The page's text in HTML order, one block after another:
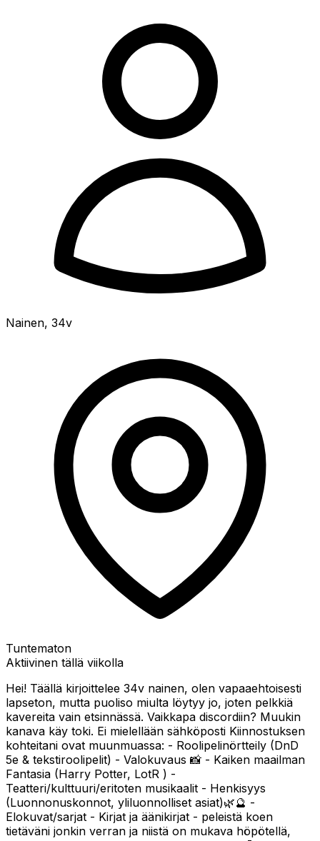
Nainen, 34v
Tuntematon
Aktiivinen tällä viikolla
Hei! Täällä kirjoittelee 34v nainen, olen vapaaehtoisesti
lapseton, mutta puoliso miulta löytyy jo, joten pelkkiä
kavereita vain etsinnässä. Vaikkapa discordiin? Muukin
kanava käy toki. Ei mielellään sähköposti Kiinnostuksen
kohteitani ovat muunmuassa: - Roolipelinörtteily (DnD
5e & tekstiroolipelit) - Valokuvaus 📸 - Kaiken maailman
Fantasia (Harry Potter, LotR ) -
Teatteri/kulttuuri/eritoten musikaalit - Henkisyys
(Luonnonuskonnot, yliluonnolliset asiat)🌿🔮 -
Elokuvat/sarjat - Kirjat ja äänikirjat - peleistä koen
tietäväni jonkin verran ja niistä on mukava höpötellä,